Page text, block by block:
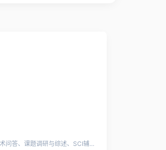
citexs赛特新思是一站式科研平台，提供文献/预印本检索、AI学术问答、课题调研与综述、SCI辅助写作、AI润色、智能降重&降AIGC、预审稿、审稿人回信、AI研究选题、全球科研基金查询、基金写作助手、AI文献计量学分析、图文检索、资讯解读、SCI期刊查选等技术支持。